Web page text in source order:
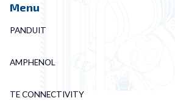
Menu
PANDUIT
AMPHENOL
TE CONNECTIVITY